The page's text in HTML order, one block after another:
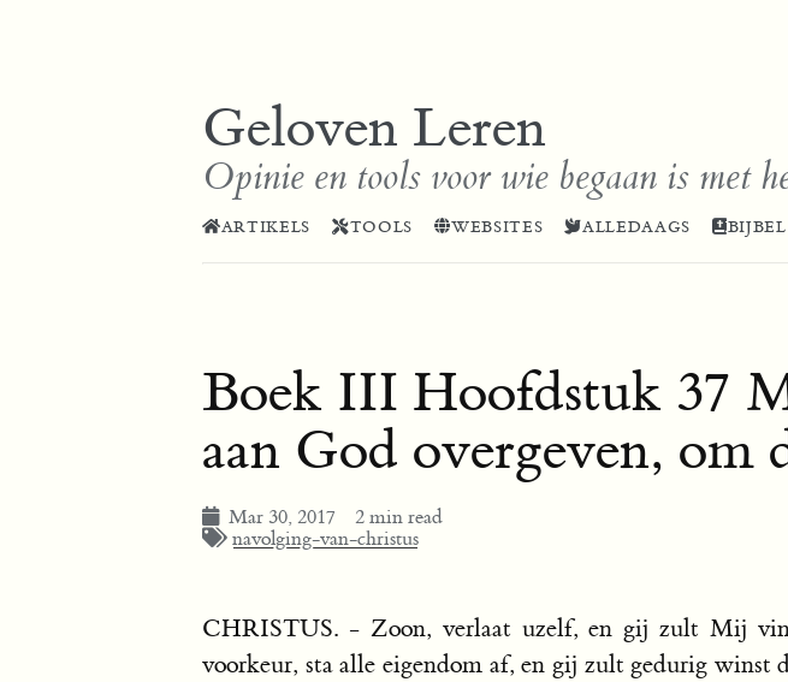
Geloven Leren
Opinie en tools voor wie begaan is met
ARTIKELS TOOLS WEBSITES ALLEDAAGS BIJBEL
Boek III Hoofdstuk 37
aan God overgeven, om
Mar 30, 2017
2 min read
navolging-van-christus
CHRISTUS. - Zoon, verlaat uzelf, en gij zult Mij
voorkeur, sta alle eigendom af, en gij zult gedurig winst